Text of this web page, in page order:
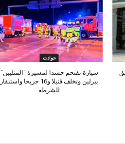
حوادث
سيارة تقتحم حشدا لمسيرة “المثليين”
ببرلين وتخلف قتيلا و16 جريحا واستنفار
للشرطة